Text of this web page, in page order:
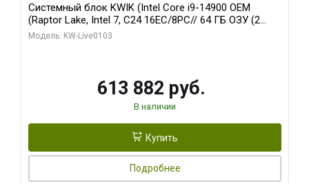
Системный блок KWIK (Intel Core i9-14900 OEM
(Raptor Lake, Intel 7, C24 16EC/8PC// 64 ГБ ОЗУ (2
модуля)/ Afox RTX4090 24GB GDDR6X 384-Bit 3xDP
Модель: KW-Live0103
613 882 руб.
В наличии
Купить
Подробнее